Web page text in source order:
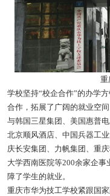
重
学校坚持“校企合作”的办学
合作，拓展了广阔的就业空
与韩国三星集团、美国惠普
北京顺风酒店、中国兵器工
庆长安集团、力帆集团、重
大学西南医院等200余家企
障了学生的就业。
重庆市华为技工学校紧跟国